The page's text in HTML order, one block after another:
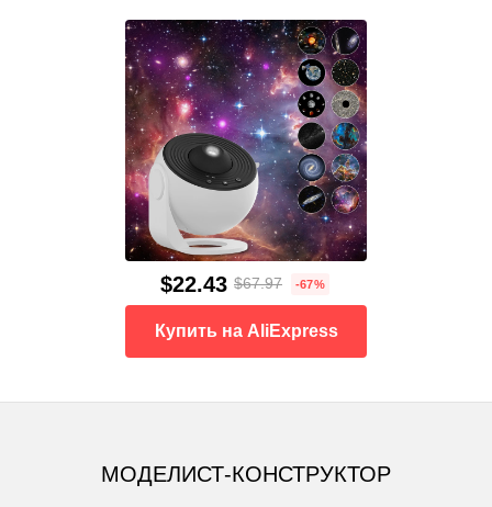
$22.43 $67.97 -67%
Купить на AliExpress
МОДЕЛИСТ-КОНСТРУКТОР